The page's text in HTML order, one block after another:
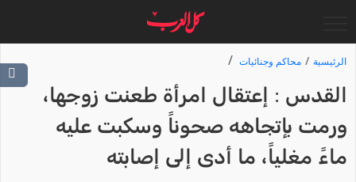
الرئيسية محاكم وجنائيات
القدس : إعتقال امرأة طعنت زوجها،
ورمت بإتجاهه صحوناً وسكبت عليه
ماءً مغلياً، ما أدى إلى إصابته